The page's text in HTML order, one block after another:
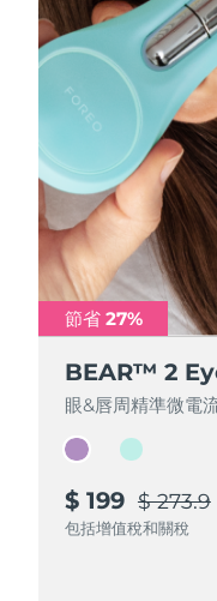
節省 27%
BEAR™ 2
眼&唇周精準微電
$ 199 $ 273.9
包括增值稅和關稅
節省 27%
BEAR™ 2
眼&唇周精準微電
$ 199 $ 273.9
包括增值稅和關稅
土耳其
阿拉伯聯合大公國
美國
烏茲別克
越南